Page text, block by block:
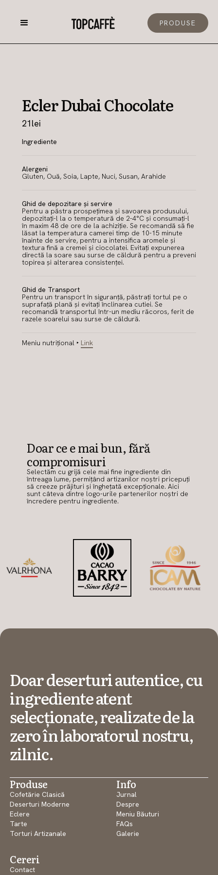
PRODUSE
Ecler Dubai Chocolate
21lei
Ingrediente
Alergeni
Gluten, Ouă, Soia, Lapte, Nuci, Susan, Arahide
Ghid de depozitare și servire
Pentru a păstra prospețimea și savoarea produsului,
depozitați-l la o temperatură de 2-4°C și consumați-l
în maxim 48 de ore de la achiziție. Se recomandă să fie
lăsat la temperatura camerei timp de 10-15 minute
înainte de servire, pentru a intensifica aromele și
textura fină a cremei și ciocolatei. Evitați expunerea
directă la soare sau surse de căldură pentru a preveni
topirea și alterarea consistenței.
Ghid de Transport
Pentru un transport în siguranță, păstrați tortul pe o
suprafață plană și evitați înclinarea cutiei. Se
recomandă transportul într-un mediu răcoros, ferit de
razele soarelui sau surse de căldură.
Meniu nutrițional ‣ Link
Doar ce e mai bun, fără
compromisuri
Selectăm cu grijă cele mai fine ingrediente din
întreaga lume, permițând artizanilor noștri pricepuți
să creeze prăjituri și înghețată excepționale. Aici
sunt câteva dintre logo-urile partenerilor noștri de
încredere pentru ingrediente.
Doar deserturi autentice, cu
ingrediente atent
selecționate, realizate de la
zero în laboratorul nostru,
zilnic.
Produse
Cofetărie Clasică
Deserturi Moderne
Eclere
Tarte
Torturi Artizanale
Info
Jurnal
Despre
Meniu Băuturi
FAQs
Galerie
Cereri
Contact